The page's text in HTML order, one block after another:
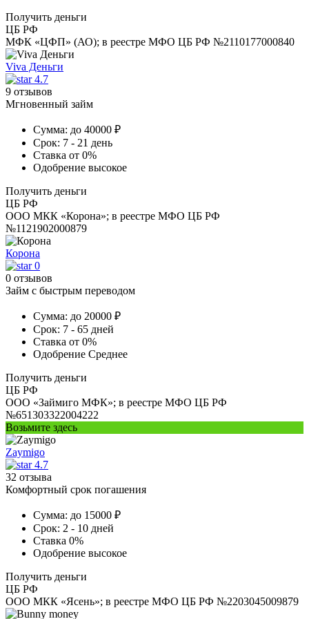
Получить деньги
ЦБ РФ
МФК «ЦФП» (АО); в реестре МФО ЦБ РФ №2110177000840
Viva Деньги
4.7
9 отзывов
Мгновенный займ
Сумма: до 40000 ₽
Срок: 7 - 21 день
Ставка от 0%
Одобрение высокое
Получить деньги
ЦБ РФ
ООО МКК «Корона»; в реестре МФО ЦБ РФ
№1121902000879
Корона
0
0 отзывов
Займ с быстрым переводом
Сумма: до 20000 ₽
Срок: 7 - 65 дней
Ставка от 0%
Одобрение Среднее
Получить деньги
ЦБ РФ
ООО «Займиго МФК»; в реестре МФО ЦБ РФ
№651303322004222
Возьмите здесь
Zaymigo
4.7
32 отзыва
Комфортный срок погашения
Сумма: до 15000 ₽
Срок: 2 - 10 дней
Ставка 0%
Одобрение высокое
Получить деньги
ЦБ РФ
ООО МКК «Ясень»; в реестре МФО ЦБ РФ №2203045009879